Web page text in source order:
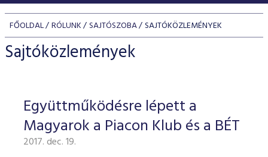
KERESKEDÉSI ADATOK
INDEXEK
Jelzáloglevél indexek
Vállalati kötvény indexek
Azonnali Piac
Részvények
Származékos piac
BEFEKTETŐK
Részvény szekció
Hitelpapír szekció
BÉT szabályzatok
Befektetővédelem
Alkalmazott díjstruktúra
Elszámolás
Részvény és vállalati kötvény tőzsdei bevezetését
program
BÉT Xtend - Részvénypiac egyszerűen
TŐZSDETAGOK
Tőzsdetagok, üzletkötők
VENDOROK
FŐOLDAL RÓLUNK SAJTÓSZOBA SAJTÓKÖZLEMÉNYEK
Sajtóközlemények
Együttműködésre lépett a
Magyarok a Piacon Klub és a BÉT
2017. dec. 19.